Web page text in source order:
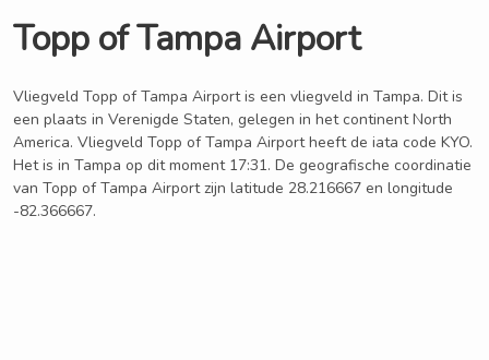
Topp of Tampa Airport
Vliegveld Topp of Tampa Airport is een vliegveld in Tampa. Dit is
een plaats in Verenigde Staten, gelegen in het continent North
America. Vliegveld Topp of Tampa Airport heeft de iata code KYO.
Het is in Tampa op dit moment 17:31. De geografische coordinatie
van Topp of Tampa Airport zijn latitude 28.216667 en longitude
-82.366667.